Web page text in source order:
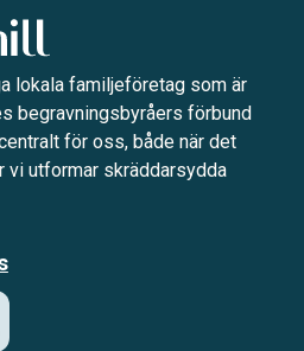
lokala familjeföretag som är
begravningsbyråers förbund
för oss, både när det
vi utformar skräddarsydda